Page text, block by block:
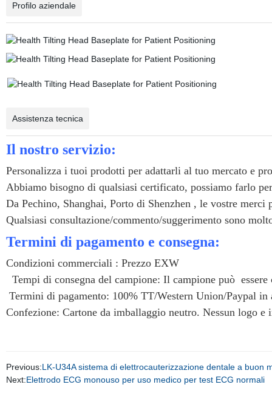
Profilo aziendale
Assistenza tecnica
Il nostro servizio:
Personalizza i tuoi prodotti per adattarli al tuo mercato e
Abbiamo bisogno di qualsiasi certificato, possiamo farlo
Da Pechino, Shanghai, Porto di Shenzhen , le vostre merci
Qualsiasi consultazione/commento/suggerimento sono
Termini di pagamento e consegna:
Condizioni commerciali : Prezzo EXW
Tempi di consegna del campione: Il campione può
Termini di pagamento: 100% TT/Western Union/Paypal
Confezione: Cartone da imballaggio neutro. Nessun logo
Previous:LK-U34A sistema di elettrocauterizzazione dentale a buon
Next:Elettrodo ECG monouso per uso medico per test ECG normali